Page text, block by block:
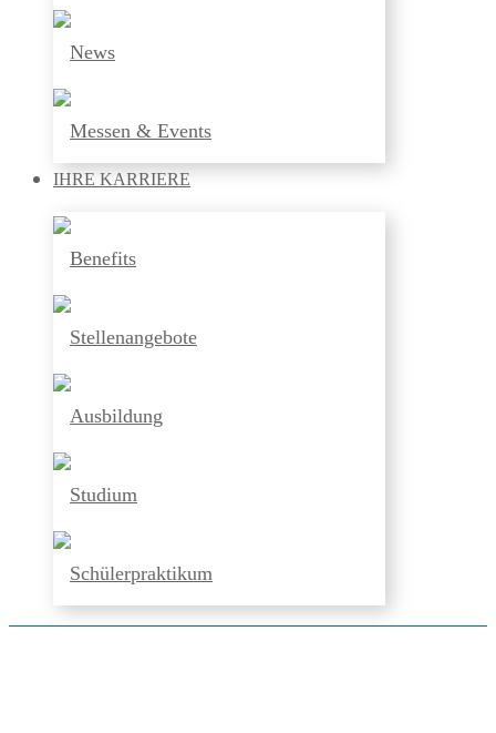
News
Messen & Events
IHRE KARRIERE
Benefits
Stellenangebote
Ausbildung
Studium
Schülerpraktikum